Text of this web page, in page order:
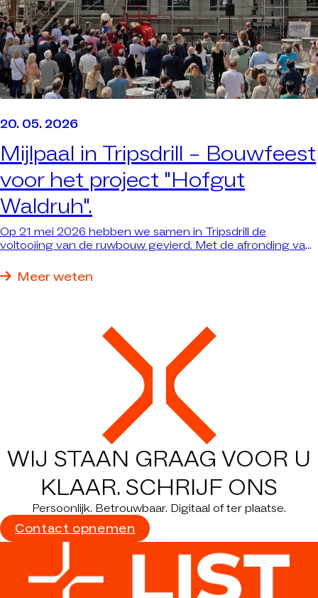
20. 05. 2026
Mijlpaal in Tripsdrill – Bouwfeest
voor het project "Hofgut
Waldruh".
Op 21 mei 2026 hebben we samen in Tripsdrill de
voltooiing van de ruwbouw gevierd. Met de afronding van
belevenisrestaurant en het ontvangstgebouw met
wellnessgedeelte bereikt het grootschalige project
geschiedenis van Tripsdrill zichtbaar vorm.
Meer weten
WIJ STAAN GRAAG VOOR U
KLAAR. SCHRIJF ONS
Persoonlijk. Betrouwbaar. Digitaal of ter plaatse.
Contact opnemen